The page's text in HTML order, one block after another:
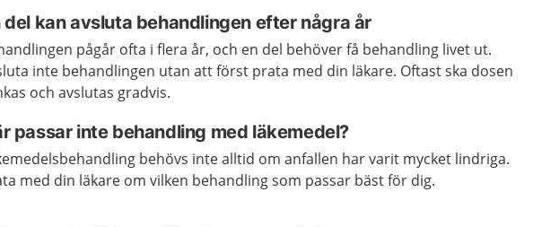
del kan avsluta behandlingen efter några år
pågår ofta i flera år, och en del behöver få behandling livet ut.
inte behandlingen utan att först prata med din läkare. Oftast ska dosen
och avslutas gradvis.
passar inte behandling med läkemedel?
behövs inte alltid om anfallen har varit mycket lindriga.
med din läkare om vilken behandling som passar bäst för dig.